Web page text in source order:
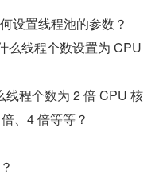
设置线程池的参数？
么线程个数设置为 CPU
线程个数为 2 倍 CPU 核
、4 倍等等？